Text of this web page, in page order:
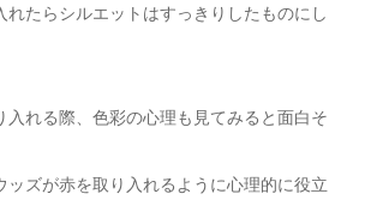
れたらシルエットはすっきりしたものにし
入れる際、色彩の心理も見てみると面白そ
ッズが赤を取り入れるように心理的に役立